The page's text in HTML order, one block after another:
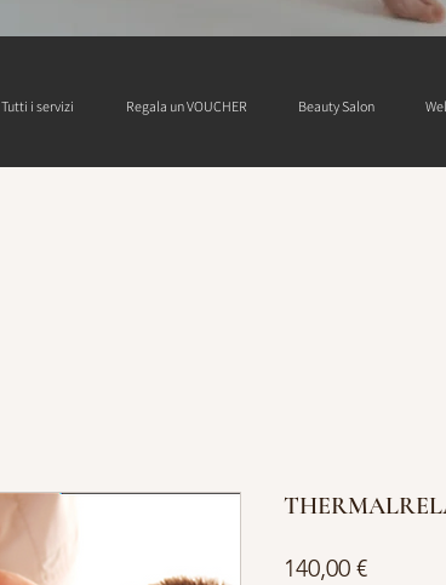
Tutti i servizi Regala un VOUCHER Beauty Salon
140,00 €Prezzo